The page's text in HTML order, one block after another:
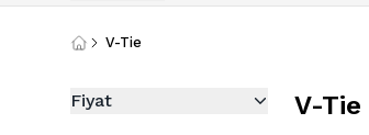
V-Tie
Fiyat V-Tie